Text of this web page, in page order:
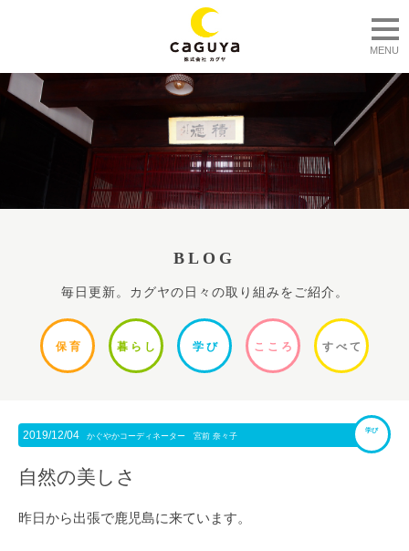
MENU
BLOG
毎日更新。カグヤの日々の取り組みをご紹介。
保 育 暮ら し 学 び ここ ろ すべて
2019/12/04 かぐやかコーディネーター 宮前 奈々子
学び
自然の美しさ
昨日から出張で鹿児島に来ています。